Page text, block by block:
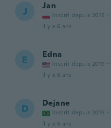
J Jan
Inscrit depuis 2018 ·
il y a 6 ans
E Edna
Inscrit depuis 2019 ·
il y a 6 ans
D Dejane
Inscrit depuis 2019 ·
il y a 6 ans